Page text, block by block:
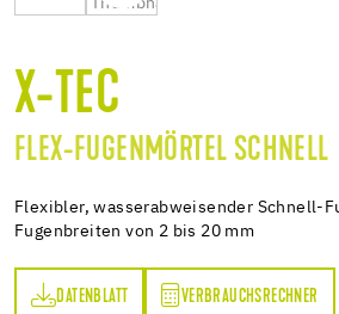
X-TEC
FLEX-FUGENMÖRTEL SCHNELL
Flexibler, wasserabweisender Schnell-
Fugenbreiten von 2 bis 20 mm
DATENBLATT VERBRAUCHSRECHNER